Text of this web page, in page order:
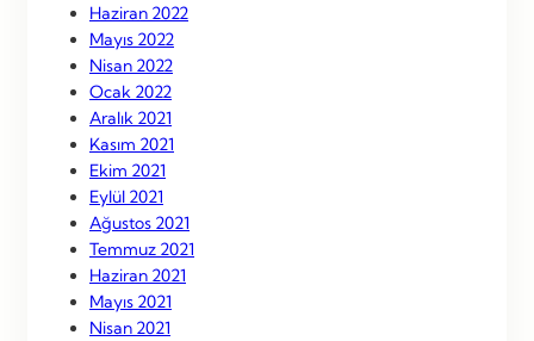
Haziran 2022
Mayıs 2022
Nisan 2022
Ocak 2022
Aralık 2021
Kasım 2021
Ekim 2021
Eylül 2021
Ağustos 2021
Temmuz 2021
Haziran 2021
Mayıs 2021
Nisan 2021